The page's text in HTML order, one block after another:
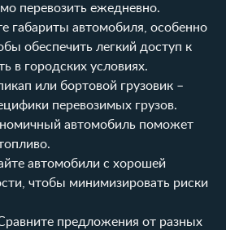
перевозить ежедневно.
габариты автомобиля, особенно
обеспечить легкий доступ к
в городских условиях.
или бортовой грузовик –
перевозимых грузов.
автомобиль поможет
автомобили с хорошей
чтобы минимизировать риски
предложения от разных